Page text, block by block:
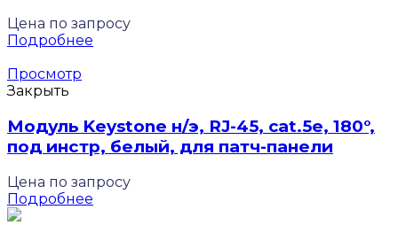
Цена по запросу
Подробнее
Просмотр
Закрыть
Модуль Keystone н/э, RJ-45, cat.5e, 180°,
под инстр, белый, для патч-панели
Цена по запросу
Подробнее